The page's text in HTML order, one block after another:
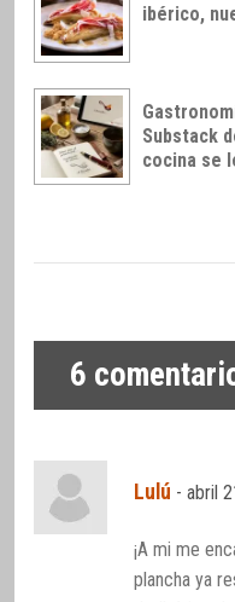
ibérico,
Substack
cocina se
6
Lulú -abril
¡A mi me
plancha ya